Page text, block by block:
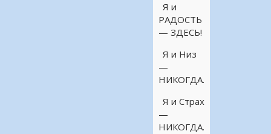
Я и
РАДОСТЬ
— ЗДЕСЬ!
Я и Низ
—
НИКОГДА.
Я и Страх
—
НИКОГДА.